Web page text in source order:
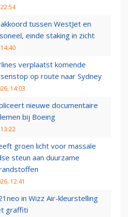
tussen WestJet en
einde staking in zicht
verplaatst komende
op route naar Sydney
14:03
nieuwe documentaire
bij Boeing
groen licht voor massale
steun aan duurzame
12:41
in Wizz Air-kleurstelling
graffiti